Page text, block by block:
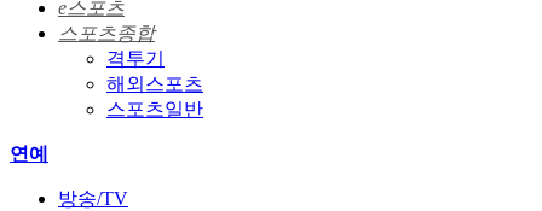
e스포츠
스포츠종합
격투기
해외스포츠
스포츠일반
연예
방송/TV